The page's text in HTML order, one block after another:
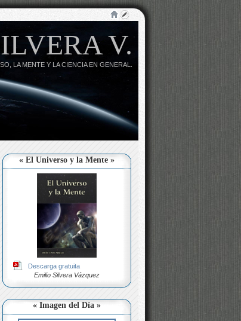
V.
LA MENTE Y LA CIENCIA EN GENERAL.
« El Universo y la Mente »
Descarga gratuita
Emilio Silvera Vázquez
« Imagen del Día »